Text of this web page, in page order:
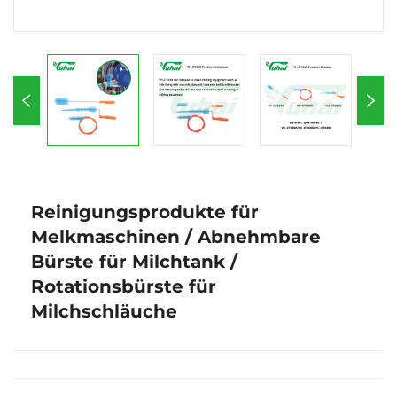
Reinigungsprodukte für
Melkmaschinen / Abnehmbare
Bürste für Milchtank /
Rotationsbürste für
Milchschläuche